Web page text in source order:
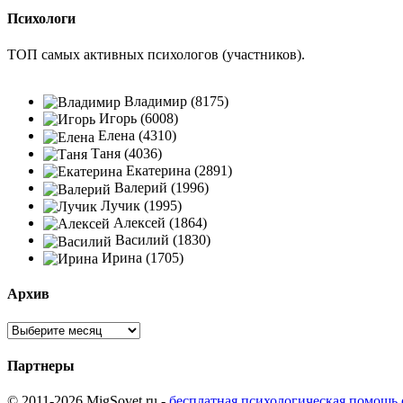
Психологи
ТОП самых активных психологов (участников).
Владимир (8175)
Игорь (6008)
Елена (4310)
Таня (4036)
Екатерина (2891)
Валерий (1996)
Лучик (1995)
Алексей (1864)
Василий (1830)
Ирина (1705)
Архив
Партнеры